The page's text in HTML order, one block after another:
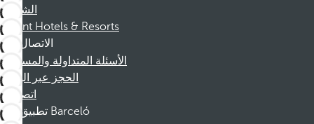
الشركاء
Dorint Hotels & Resorts
الاتصال
الأسئلة المتداولة والمساعدة
الحجز عبر الهاتف
اتصل بنا
تطبيق Barceló